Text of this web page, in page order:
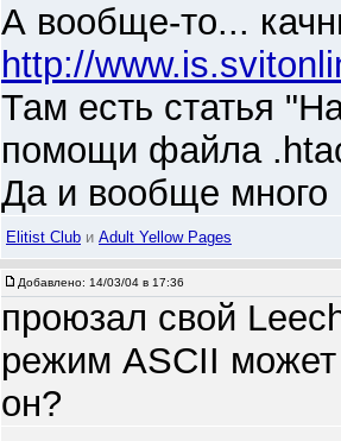
А вообще-то...
http://
Там есть статья
помощи файла
Да и вообще много
Elitist Club и Adult Yellow Pages
Добавлено: 14/03/04 в 17:36
проюзал свой
режим ASCII может
он?